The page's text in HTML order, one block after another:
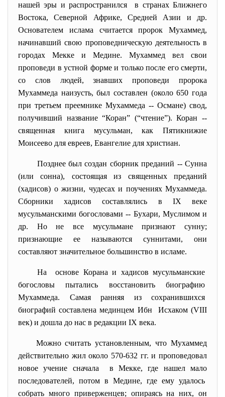
нашей эры и распространился в странах Ближнего
Востока, Северной Африке, Средней Азии и др.
Основателем ислама считается пророк Мухаммед,
начинавший свою проповедническую деятельность в
городах Мекке и Медине. Мухаммед вел свои
проповеди в устной форме и только после его смерти,
со слов людей, знавших проповеди пророка
Мухаммеда наизусть, был составлен (около 650 года
при третьем преемнике Мухаммеда -- Османе) свод,
получивший название “Коран” (“чтение”). Коран --
священная книга мусульман, как Пятикнижие
Моисеево для евреев, Евангелие для христиан.
Позднее был создан сборник преданий -- Сунна
(или сонна), состоящая из священных преданий
(хадисов) о жизни, чудесах и поучениях Мухаммеда.
Сборники хадисов составлялись в IX веке
мусульманскими богословами -- Бухари, Муслимом и
др. Но не все мусульмане признают сунну;
признающие ее называются суннитами, они
составляют значительное большинство в исламе.
На основе Корана и хадисов мусульманские
богословы пытались восстановить биографию
Мухаммеда. Самая ранняя из сохранившихся
биографий составлена мединцем Ибн Исхаком (VIII
век) и дошла до нас в редакции IX века.
Можно считать установленным, что Мухаммед
действительно жил около 570-632 гг. и проповедовал
новое учение сначала в Мекке, где нашел мало
последователей, потом в Медине, где ему удалось
собрать много приверженцев; опираясь на них, он